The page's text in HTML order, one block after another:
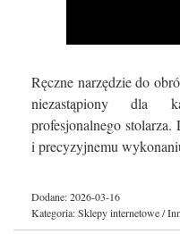
Ręczne narzędzie do
niezastąpiony dla
profesjonalnego
i precyzyjnemu
Dodane: 2026-03-16
Kategoria: Sklepy internetowe /